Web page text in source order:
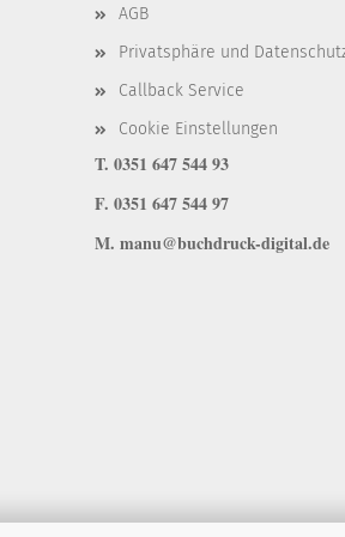
AGB
Privatsphäre und
Callback Service
Cookie Einstellungen
T. 0351 647 544 93
F. 0351 647 544 97
M. manu@buchdruck-digital.de